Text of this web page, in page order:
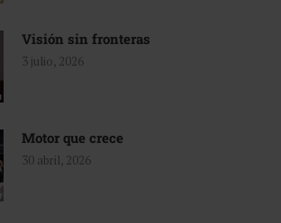
Visión sin fronteras
3 julio, 2026
Motor que crece
30 abril, 2026